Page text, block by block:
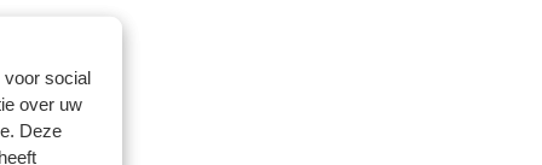
voor social
over uw
Deze